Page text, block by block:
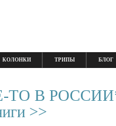
КОЛОНКИ ТРИПЫ БЛОГ
ТО В
>>